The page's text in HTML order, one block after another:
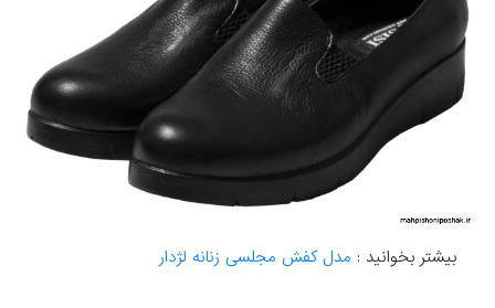
بیشتر بخوانید : مدل کفش مجلسی زنانه لژدار